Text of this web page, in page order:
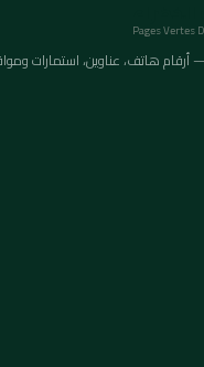
Pages Vertes
— أرقام هاتف، عناوين، استمارات